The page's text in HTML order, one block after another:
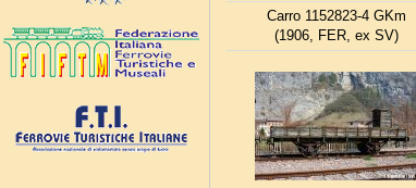
Carro 1152823-4 GKm
(1906, FER, ex SV)